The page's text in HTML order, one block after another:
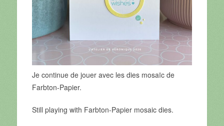
Je continue de jouer avec les dies mosaïc de
Farbton-Papier.
Still playing with Farbton-Papier mosaic dies.